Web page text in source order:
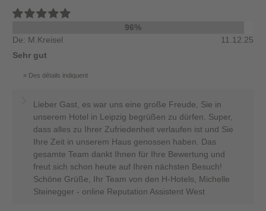
96%
De: M.Kreisel
11.12.25
Sehr gut
Des détails indiquent
Lieber Gast, es war uns eine große Freude, Sie in
unserem Hotel in Leipzig begrüßen zu dürfen. Super,
dass alles zu Ihrer Zufriedenheit verlaufen ist und Sie
Ihre Zeit in unserem Haus genossen haben. Das
gesamte Team dankt Ihnen für Ihre Bewertung und
freut sich schon heute auf Ihren nächsten Besuch!
Schöne Grüße, Ihr Team von den H-Hotels, Michelle
Steinegger - online Reputation Assistent West